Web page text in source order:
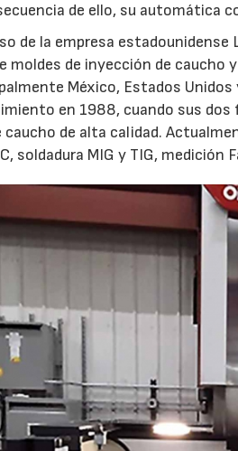
de ello, su automática
de la empresa
moldes de inyección de caucho
México, Estados
en 1988, cuando sus
caucho de alta calidad.
soldadura MIG y TIG,